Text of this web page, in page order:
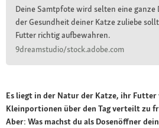
Deine Samtpfote wird selten eine ganze
der Gesundheit deiner Katze zuliebe
Futter richtig aufbewahren.
9dreamstudio/stock.adobe.com
Es liegt in der Natur der Katze, ihr
Kleinportionen über den Tag verteilt zu
Aber: Was machst du als Dosenöffner